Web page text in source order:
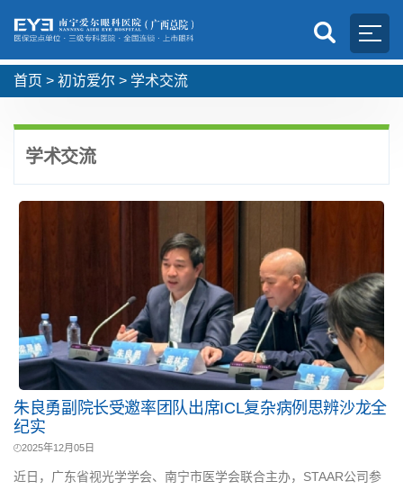
首页 > 初访爱尔 > 学术交流
学术交流
朱良勇副院长受邀率团队出席ICL复杂病例思辨沙龙全
纪实
2025年12月05日
近日，广东省视光学学会、南宁市医学会联合主办，STAAR公司参